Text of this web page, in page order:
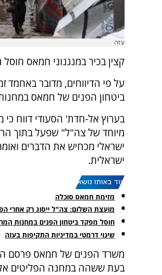
עזה
קצין בכיר במנגנוני חמאס
על פי הדיווחים, מדובר באחמד
ביטחון הפנים של חמאס
בערוץ אל-חדת' הסעודי דווח
מיוחד של צה"ל" שפעל בתוך
ישראלי מכחיש את הדברים
ישראלית.
עוד באותו נושא:
מזימת חמאס סוכלה
מועצת השלום: צה"ל ייסוג רק אחרי
חוסל מפקד ביטחון הפנים במחנות
שינוי דרמטי במדיניות התקיפות בעזה
משרד הפנים של חמאס פרסם
בעת ששהה במחנה הפליטים